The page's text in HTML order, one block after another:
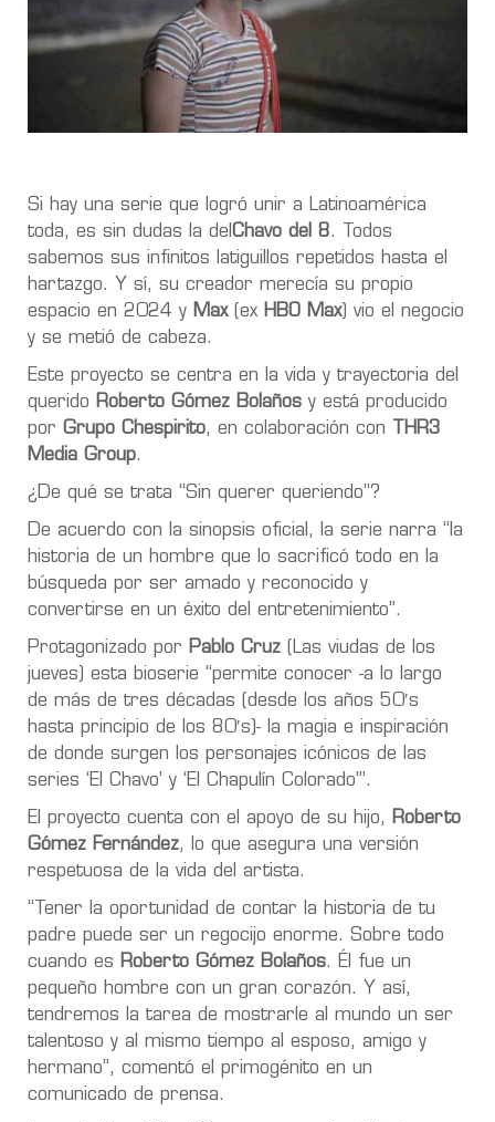
Si hay una serie que logró unir a Latinoamérica
toda, es sin dudas la del Chavo del 8. Todos
sabemos sus infinitos latiguillos repetidos hasta el
hartazgo. Y sí, su creador merecía su propio
espacio en 2024 y Max(ex HBO Max) vio el negocio
y se metió de cabeza.
Este proyecto se centra en la vida y trayectoria del
querido Roberto Gómez Bolaños y está producido
por Grupo Chespirito, en colaboración con
THR3
Media Group.
¿De qué se trata “Sin querer queriendo”?
De acuerdo con la sinopsis oficial, la serie narra “la
historia de un hombre que lo sacrificó todo en la
búsqueda por ser amado y reconocido y
convertirse en un éxito del entretenimiento”.
Protagonizado por Pablo Cruz
(Las viudas de los
jueves) esta bioserie “permite conocer -a lo largo
de más de tres décadas (desde los años 50′s
hasta principio de los 80′s)- la magia e inspiración
de donde surgen los personajes icónicos de las
series ‘El Chavo’ y ‘El Chapulín Colorado’”.
El proyecto cuenta con el apoyo de su hijo,
Roberto
Gómez Fernández, lo que asegura una versión
respetuosa de la vida del artista.
“Tener la oportunidad de contar la historia de tu
padre puede ser un regocijo enorme. Sobre todo
cuando es Roberto Gómez Bolaños.
Él fue un
pequeño hombre con un gran corazón. Y así,
tendremos la tarea de mostrarle al mundo un ser
talentoso y al mismo tiempo al esposo, amigo y
hermano”, comentó el primogénito en un
comunicado de prensa.